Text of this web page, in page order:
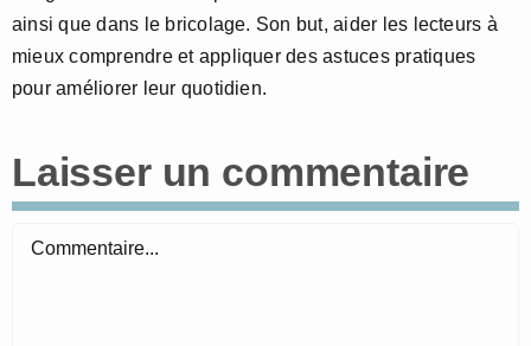
ainsi que dans le bricolage. Son but, aider les lecteurs à
mieux comprendre et appliquer des astuces pratiques
pour améliorer leur quotidien.
Laisser un commentaire
Commentaire